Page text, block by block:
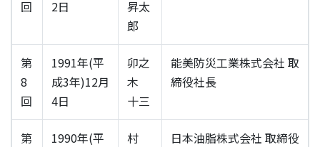
回 2日
昇太
郎
第
8
回
1991年(平
成3年)12月
4日
卯之
木
十三
能美防災工業株式会社 取
締役社長
第
1990年(平
村
日本油脂株式会社 取締役